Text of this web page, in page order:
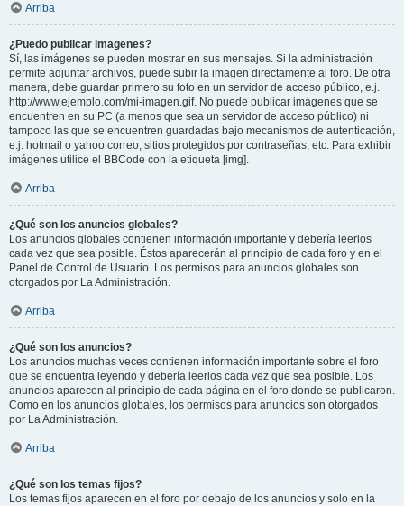
Arriba
¿Puedo publicar imagenes?
Sí, las imágenes se pueden mostrar en sus mensajes. Si la administración
permite adjuntar archivos, puede subir la imagen directamente al foro. De otra
manera, debe guardar primero su foto en un servidor de acceso público, e.j.
http://www.ejemplo.com/mi-imagen.gif. No puede publicar imágenes que se
encuentren en su PC (a menos que sea un servidor de acceso público) ni
tampoco las que se encuentren guardadas bajo mecanismos de autenticación,
e.j. hotmail o yahoo correo, sitios protegidos por contraseñas, etc. Para exhibir
imágenes utilice el BBCode con la etiqueta [img].
Arriba
¿Qué son los anuncios globales?
Los anuncios globales contienen información importante y debería leerlos
cada vez que sea posible. Éstos aparecerán al principio de cada foro y en el
Panel de Control de Usuario. Los permisos para anuncios globales son
otorgados por La Administración.
Arriba
¿Qué son los anuncios?
Los anuncios muchas veces contienen información importante sobre el foro
que se encuentra leyendo y debería leerlos cada vez que sea posible. Los
anuncios aparecen al principio de cada página en el foro donde se publicaron.
Como en los anuncios globales, los permisos para anuncios son otorgados
por La Administración.
Arriba
¿Qué son los temas fijos?
Los temas fijos aparecen en el foro por debajo de los anuncios y solo en la